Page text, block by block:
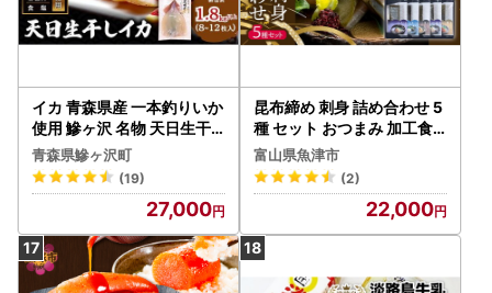
イカ 青森県産 一本釣りいか
使用 鰺ヶ沢 名物 天日生干
しイカ セット （1.8kg以上
8枚～12枚入り） いか 干物
干物セット するめ スルメ
スルメイカ 海鮮 魚介類 魚
介 海産物 ※ ご入金確認後 3
ヶ月以内の発送になります
。 青森県鰺ヶ沢町
青森県鰺ヶ沢町
(19)
27,000
昆布締め 刺身 詰め合わせ 5
種 セット おつまみ 加工食
品 黒かじき 真だら そでい
か 車鯛 ひらめ 魚介 魚介類
海鮮 魚 つまみ 海鮮セット
富山県魚津市
(2)
22,000